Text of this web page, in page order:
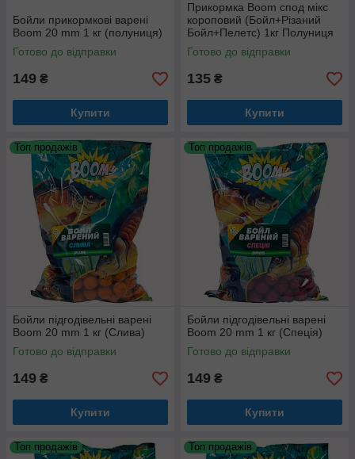
Бойли прикормкові варені
Boom 20 mm 1 кг (полуниця)
Готово до відправки
149 ₴
Купити
Прикормка Boom спод мікс
короповий (Бойл+Різаний
Бойл+Пелетс) 1кг Полуниця
Готово до відправки
135 ₴
Купити
Топ продажів
Бойли підгодівельні варені
Boom 20 mm 1 кг (Слива)
Готово до відправки
149 ₴
Купити
Топ продажів
Бойли підгодівельні варені
Boom 20 mm 1 кг (Спеція)
Готово до відправки
149 ₴
Купити
Топ продажів Топ продажів